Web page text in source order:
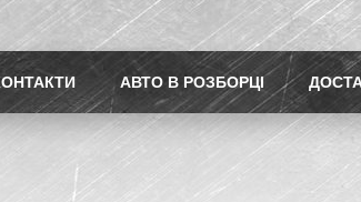
АВТО В РОЗБОРЦІ